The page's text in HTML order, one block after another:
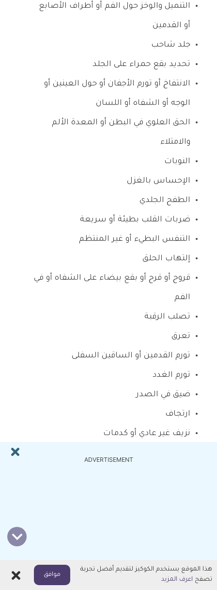
التنميل والوخز حول الفم أو أطراف الأصابع
أو القدمين
جلد شاحب
تحديد بقع حمراء على الجلد
الانتفاخ أو تورم الأجفان أو حول العينين أو
الوجه أو الشفاه أو اللسان
الحق العلوي في البطن أو المعدة الألم
والامتلاء
النوبات
الإحساس بالغزل
الطفح الجلدي
ضربات القلب بطيئة أو سريعة
التنفس البطيء أو غير المنتظم
إلتهاب الحلق
قروح أو قرح أو بقع بيضاء على الشفاه أو في
الفم
تصلب الرقبة
تعرق
تورم القدمين أو الساقين السفلى
تورم الغدد
ضيق في الصدر
ارتجاف
نزيف غير عادي أو كدمات
وعادةً قد تحدث بعض الأعراض الجانبية التي لا تحتاج إلى
رعاية طبية، قد تختفي هذه الأعراض الجانبية أثناء العلاج
في حالة تكيف الجسم مع الدواء، استشر الطبيب
ADVERTISEMENT
هذا الموقع يستخدم الكوكيز لتقديم أفضل تجربة
تصفح اعرف المزيد
موافق اغلاق